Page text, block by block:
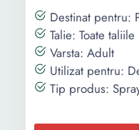
Destinat pentru:
Talie: Toate taliile
Varsta: Adult
Utilizat pentru:
Tip produs: